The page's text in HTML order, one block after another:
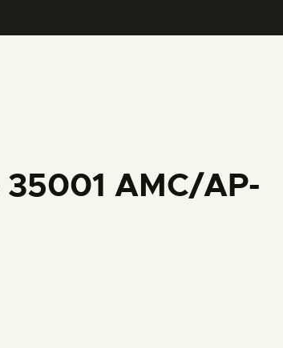
AMC/AP-